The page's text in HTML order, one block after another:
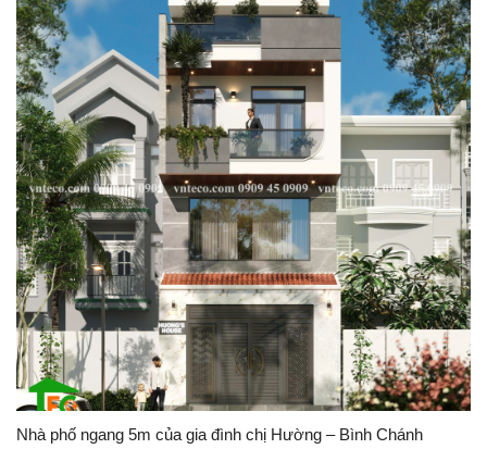
Nhà phố ngang 5m của gia đình chị Hường – Bình Chánh